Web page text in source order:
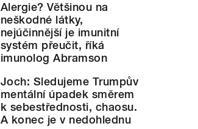
Alergie? Většinou na
neškodné látky,
nejúčinnější je imunitní
systém přeučit, říká
imunolog Abramson
Joch: Sledujeme Trumpův
mentální úpadek směrem
k sebestřednosti, chaosu.
A konec je v nedohlednu